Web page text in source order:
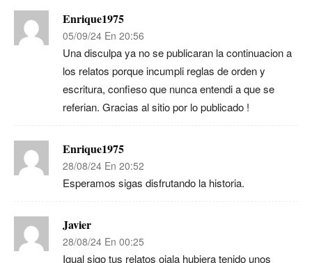
Enrique1975
05/09/24 En 20:56
Una disculpa ya no se publicaran la continuacion a
los relatos porque incumpli reglas de orden y
escritura, confieso que nunca entendi a que se
referian. Gracias al sitio por lo publicado !
Enrique1975
28/08/24 En 20:52
Esperamos sigas disfrutando la historia.
Javier
28/08/24 En 00:25
Igual sigo tus relatos ojala hubiera tenido unos